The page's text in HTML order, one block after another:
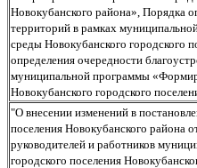
Новокубанского района», Порядка
территорий в рамках
среды Новокубанского городского
определения очередности
муниципальной программы
Новокубанского городского
"О внесении изменений в
поселения Новокубанского района
руководителей и работников
городского поселения